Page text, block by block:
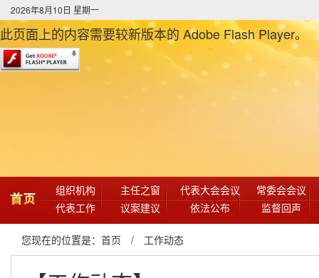
2026年8月10日 星期一
此页面上的内容需要较新版本的 Adobe Flash Player。
首页
组织机构
代表工作
主任之窗
议案建议
代表大会会议
依法公布
常委会会议
监督回声
您现在的位置是： 首页 / 工作动态